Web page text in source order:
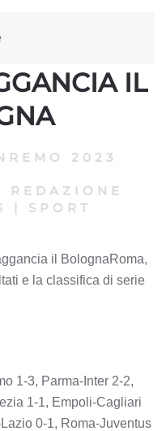
DI SERIE
IL
2023
REDAZIONE
| SPORT
il BolognaRoma,
e la classifica di serie
1-3, Parma-Inter 2-2,
1-1, Empoli-Cagliari
0-1, Roma-Juventus